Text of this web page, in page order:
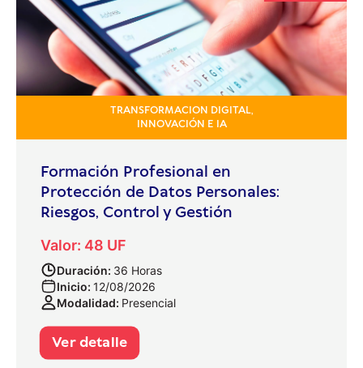
TRANSFORMACION DIGITAL,
INNOVACIÓN E IA
Formación Profesional en
Protección de Datos Personales:
Riesgos, Control y Gestión
Valor: 48 UF
Duración: 36 Horas
Inicio: 12/08/2026
Modalidad: Presencial
Ver detalle